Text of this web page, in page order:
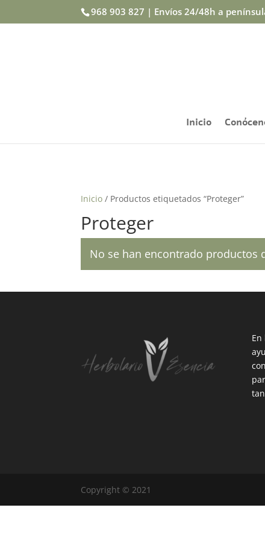
968 903 827 | Envíos 24/48h a
Inicio
Inicio / Productos etiquetados “Proteger”
Proteger
No se han encontrado productos
Copyright © 2021